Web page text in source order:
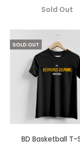
Sold Out
SOLD OUT
BD Basketball T-